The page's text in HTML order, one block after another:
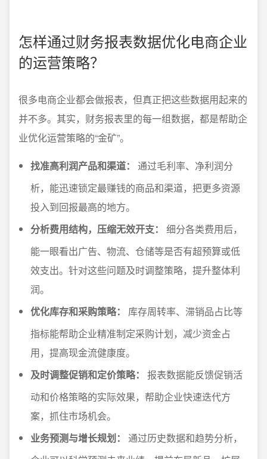
怎样通过财务报表数据优化电商企业
的运营策略？
很多电商企业都会做报表，但真正把这些数据用起来的
并不多。其实，财务报表里的每一组数据，都是帮助企
业优化运营策略的“金矿”。
找准高利润产品和渠道：
通过毛利率、净利润分
析，能迅速锁定最赚钱的商品和渠道，把更多资源
投入到回报最高的地方。
分析费用结构，压缩无效开支：
细分各类费用后，
能一眼看出广告、物流、仓储等是否有超预算或低
效支出。针对这些问题及时调整策略，提升整体利
润。
优化库存和采购策略：
库存周转率、滞销品占比等
指标能帮助企业精准制定采购计划，减少资金占
用，提高现金流健康度。
及时调整促销和定价策略：
报表数据能反馈促销活
动和价格策略的实际效果，帮助企业快速迭代方
案，抓住市场机会。
业务预测与增长规划：
通过历史数据和趋势分析，